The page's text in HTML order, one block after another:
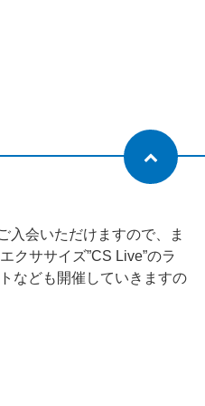
入会いただけますので、ま
クササイズ”CS Live”のラ
なども開催していきますの